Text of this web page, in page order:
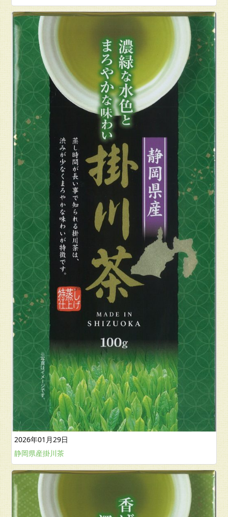
2026年01月29日
静岡県産掛川茶